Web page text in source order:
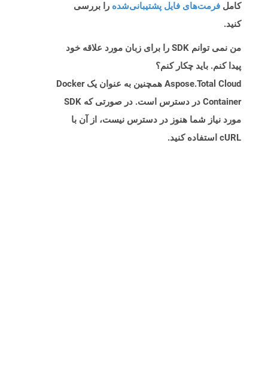
کامل فرمت‌های فایل پشتیبانی‌شده را بررسی
کنید.
من نمی توانم SDK را برای زبان مورد علاقه خود
پیدا کنم. باید چکار کنم؟
Aspose.Total Cloud همچنین به عنوان یک Docker
Container در دسترس است. در صورتی که SDK
مورد نیاز شما هنوز در دسترس نیست، از آن با
cURL استفاده کنید.